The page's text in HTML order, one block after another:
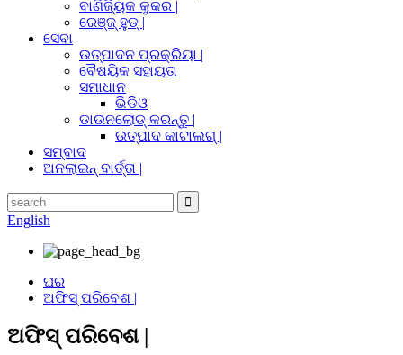
ବାଣିଜ୍ୟିକ କୁକର |
ରେଞ୍ଜ୍ ହୁଡ୍ |
ସେବା
ଉତ୍ପାଦନ ପ୍ରକ୍ରିୟା |
ବୈଷୟିକ ସହାୟତା
ସମାଧାନ
ଭିଡିଓ
ଡାଉନଲୋଡ୍ କରନ୍ତୁ |
ଉତ୍ପାଦ କାଟାଲଗ୍ |
ସମ୍ବାଦ
ଅନଲାଇନ୍ ବାର୍ତ୍ତା |
English
ଘର
ଅଫିସ୍ ପରିବେଶ |
ଅଫିସ୍ ପରିବେଶ |